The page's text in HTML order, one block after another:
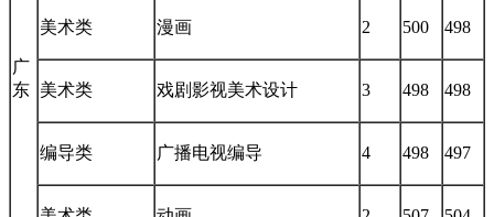
广
东
美术类 漫画 2 500 498
美术类 戏剧影视美术设计 3 498 498
编导类 广播电视编导 4 498 497
美术类 动画 2 507 504